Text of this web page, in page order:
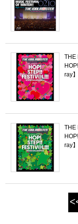
THE
ray】
THE
ray】